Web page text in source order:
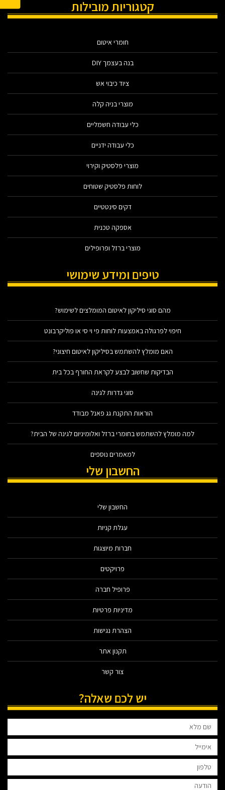
קטגוריות מובילות
חומרי איטום
בנה בעצמך DIY
ציוד כיבוי אש
מוצרי בניה קלה
כלי עבודה חשמליים
כלי עבודה ידניים
מוצרי פלסטיק וקירוי
לוחות פלסטיק שטוחים
דקים סינטטיים
אספקה טכנית
מוצרי ברזל ופרופילים
טיפים ומידע שימושי
מהם סוגי סיליקון לאיטום המומלצים לשימוש?
חיפוי לפרגולה באמצעות לוחות פי וי סי או פוליקרבונט
האם מומלץ להשתמש בסיליקון לאיטום חיצוני?
הבדיקות שחשוב לבצע לקראת החורף בכל בית
סוגי גדרות לגינה
הוראות התקנת גג פאנל מבודד
למה מומלץ להשתמש בחומרי ברזל ואלומיניום לגינה של הבית?
למאמרים נוספים
החשבון שלי
החשבון שלי
עגלת קניות
חברות מיוצגות
פרויקטים
פרופיל חברה
מדיניות פרטיות
הצהרת נגישות
תקנון אתר
צור קשר
יש לכם שאלה?